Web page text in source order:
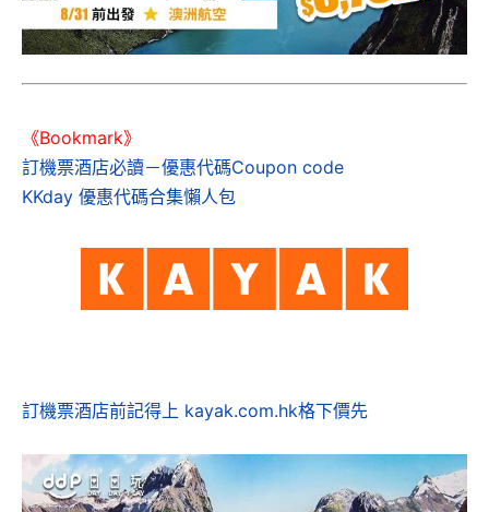
《Bookmark》
訂機票酒店必讀－優惠代碼Coupon code
KKday 優惠代碼合集懶人包
訂機票酒店前記得上 kayak.com.hk格下價先